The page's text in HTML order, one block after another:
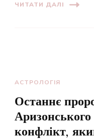
ЧИТАТИ ДАЛІ
АСТРОЛОГІЯ
Останнє
Аризонського
конфлікт,